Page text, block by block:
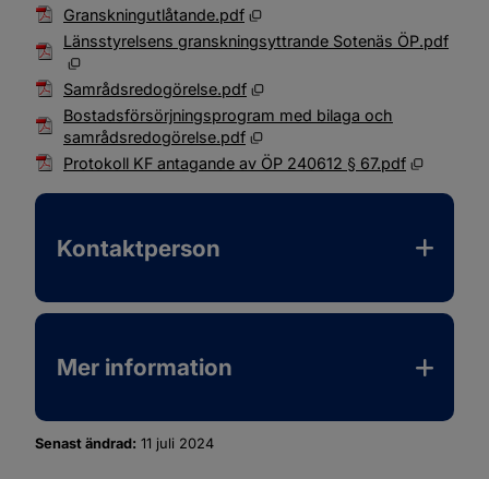
Granskningutlåtande.pdf
Pdf, 1.6 MB, öppnas i nytt
Länsstyrelsens granskningsyttrande Sotenäs ÖP.pdf
Pdf, 230.8 kB, öppnas i nytt fönster.
Samrådsredogörelse.pdf
Pdf, 1.8 MB, öppnas i nytt
Bostadsförsörjningsprogram med bilaga och
samrådsredogörelse.pdf
Pdf, 73 MB, öppnas i nytt
Protokoll KF antagande av ÖP 240612 § 67.pdf
Pdf,
Kontaktperson
Mer information
Senast ändrad: 11 juli 2024